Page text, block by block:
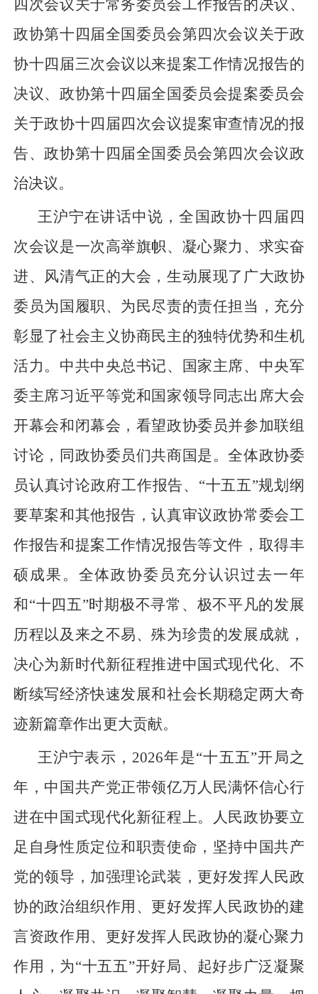
四次会议关于常务委员会工作报告的决议、
政协第十四届全国委员会第四次会议关于政
协十四届三次会议以来提案工作情况报告的
决议、政协第十四届全国委员会提案委员会
关于政协十四届四次会议提案审查情况的报
告、政协第十四届全国委员会第四次会议政
治决议。
王沪宁在讲话中说，全国政协十四届四
次会议是一次高举旗帜、凝心聚力、求实奋
进、风清气正的大会，生动展现了广大政协
委员为国履职、为民尽责的责任担当，充分
彰显了社会主义协商民主的独特优势和生机
活力。中共中央总书记、国家主席、中央军
委主席习近平等党和国家领导同志出席大会
开幕会和闭幕会，看望政协委员并参加联组
讨论，同政协委员们共商国是。全体政协委
员认真讨论政府工作报告、“十五五”规划纲
要草案和其他报告，认真审议政协常委会工
作报告和提案工作情况报告等文件，取得丰
硕成果。全体政协委员充分认识过去一年
和“十四五”时期极不寻常、极不平凡的发展
历程以及来之不易、殊为珍贵的发展成就，
决心为新时代新征程推进中国式现代化、不
断续写经济快速发展和社会长期稳定两大奇
迹新篇章作出更大贡献。
王沪宁表示，2026年是“十五五”开局之
年，中国共产党正带领亿万人民满怀信心行
进在中国式现代化新征程上。人民政协要立
足自身性质定位和职责使命，坚持中国共产
党的领导，加强理论武装，更好发挥人民政
协的政治组织作用、更好发挥人民政协的建
言资政作用、更好发挥人民政协的凝心聚力
作用，为“十五五”开好局、起好步广泛凝聚